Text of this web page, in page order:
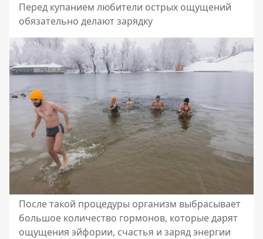
Перед купанием любители острых ощущений
обязательно делают зарядку
После такой процедуры организм выбрасывает
большое количество гормонов, которые дарят
ощущения эйфории, счастья и заряд энергии